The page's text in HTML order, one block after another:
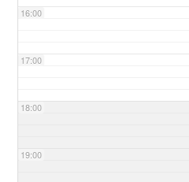
16:00
17:00
18:00
19:00